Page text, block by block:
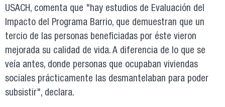
USACH, comenta que "hay estudios de Evaluación del
Impacto del Programa Barrio, que demuestran que un
tercio de las personas beneficiadas por éste vieron
mejorada su calidad de vida. A diferencia de lo que se
veía antes, donde personas que ocupaban viviendas
sociales prácticamente las desmantelaban para poder
subsistir", declara.